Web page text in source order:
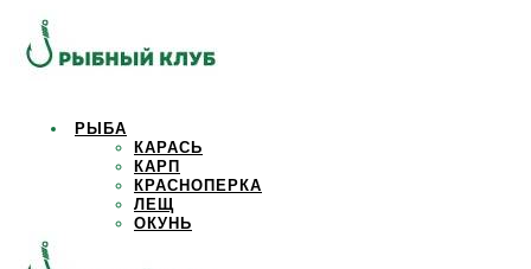
РЫБА
КАРАСЬ
КАРП
КРАСНОПЕРКА
ЛЕЩ
ОКУНЬ